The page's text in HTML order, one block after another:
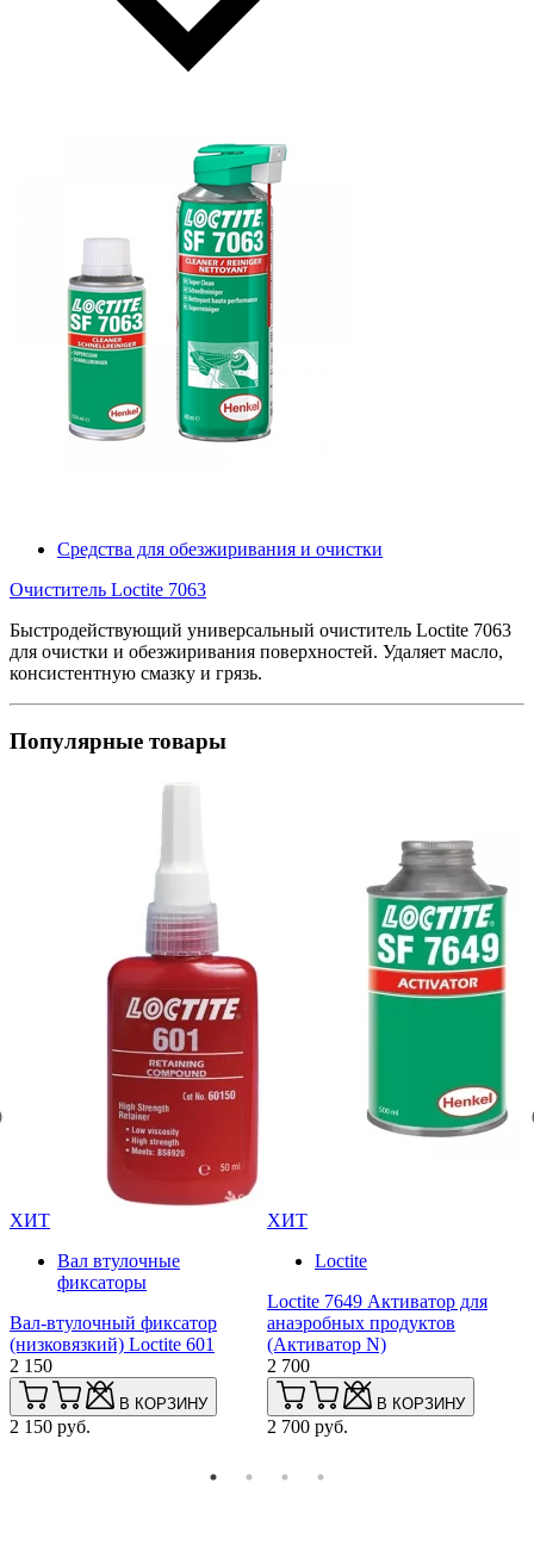
Средства для обезжиривания и очистки
Очиститель Loctite 7063
Быстродействующий универсальный очиститель Loctite 7063
для очистки и обезжиривания поверхностей. Удаляет масло,
консистентную смазку и грязь.
Популярные товары
ХИТ
Вал втулочные
фиксаторы
Вал-втулочный фиксатор
(низковязкий) Loctite 601
2 150
В КОРЗИНУ
2 150 руб.
ХИТ
Loctite
Loctite 7649 Активатор для
анаэробных продуктов
(Активатор N)
2 700
В КОРЗИНУ
2 700 руб.